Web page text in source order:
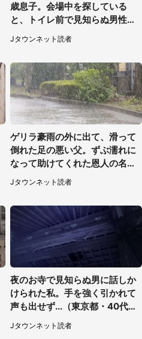
歳息子。会場中を探している
と、トイレ前で見知らぬ男性に
（東京都・女性）
Jタウンネット読者
ゲリラ豪雨の外に出て、滑って
倒れた足の悪い父。ずぶ濡れに
なって助けてくれた恩人の名前
Jタウンネット読者
夜のお寺で見知らぬ男に話しか
けられた私。手を強く引かれて
声も出せず...（東京都・40代女
Jタウンネット読者